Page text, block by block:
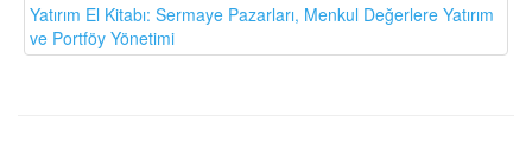
Yatırım El Kitabı: Sermaye Pazarları, Menkul Değerlere Yatırım
ve Portföy Yönetimi